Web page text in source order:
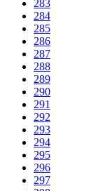
283
284
285
286
287
288
289
290
291
292
293
294
295
296
297